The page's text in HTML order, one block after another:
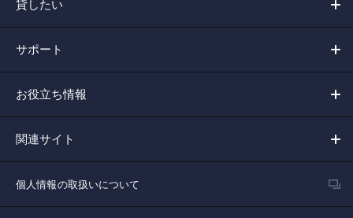
貸したい
サポート
お役立ち情報
関連サイト
個人情報の取扱いについて